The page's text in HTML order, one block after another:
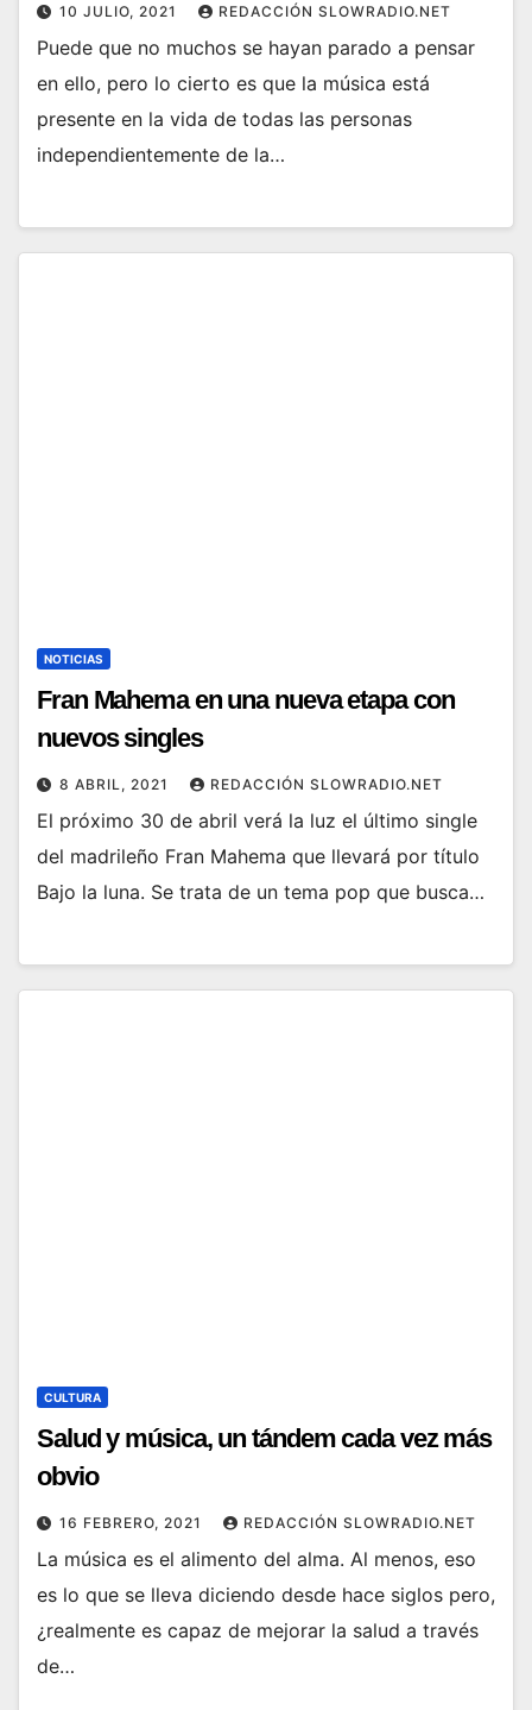
10 JULIO, 2021 REDACCIÓN SLOWRADIO.NET
Puede que no muchos se hayan parado a pensar
en ello, pero lo cierto es que la música está
presente en la vida de todas las personas
independientemente de la…
NOTICIAS
Fran Mahema en una nueva etapa con
nuevos singles
8 ABRIL, 2021 REDACCIÓN SLOWRADIO.NET
El próximo 30 de abril verá la luz el último single
del madrileño Fran Mahema que llevará por título
Bajo la luna. Se trata de un tema pop que busca…
CULTURA
Salud y música, un tándem cada vez más
obvio
16 FEBRERO, 2021 REDACCIÓN SLOWRADIO.NET
La música es el alimento del alma. Al menos, eso
es lo que se lleva diciendo desde hace siglos pero,
¿realmente es capaz de mejorar la salud a través
de…